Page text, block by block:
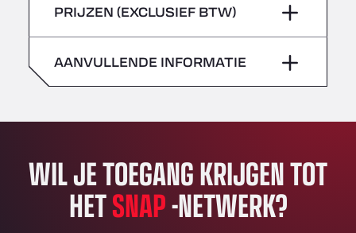
Klaverbladstaat 21, 3560
American Truck Wash
Av. des Etats-Unis 90, 6041
Andamur Guarroman
Andamur La Junquera
Andamur Pamplona
A-15 Salida Imarcoain, 31119
Andamur San Roman II
zondag –
zaterdag –
PRIJZEN (EXCLUSIEF BTW)
AANVULLENDE INFORMATIE
WIL JE TOEGANG KRIJGEN TOT
HETSNAP-NETWERK?